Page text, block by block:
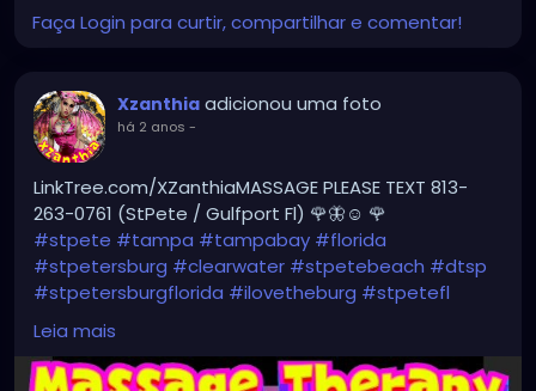
Faça Login para curtir, compartilhar e comentar!
Xzanthia adicionou uma foto
há 2 anos -
LinkTree.com/XZanthiaMASSAGE PLEASE TEXT 813-
263-0761 (StPete / Gulfport Fl) 🌹🦋☺️ 🌹
#stpete #tampa #tampabay #florida
#stpetersburg #clearwater #stpetebeach #dtsp
#stpetersburgflorida #ilovetheburg #stpetefl
#stpetersburgfl
#sarasota
#southtampa#keepstpetelocal#neuromuscular
Leia mais